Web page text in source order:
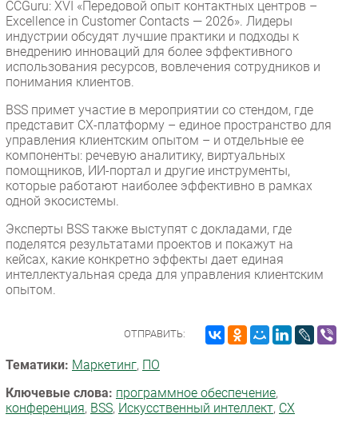
Мероприятия
Проекты
IT класс
Тестовый стенд
CCGuru: XVI «Передовой опыт контактных центров –
Excellence in Customer Contacts — 2026». Лидеры
индустрии обсудят лучшие практики и подходы к
внедрению инноваций для более эффективного
использования ресурсов, вовлечения сотрудников и
понимания клиентов.
BSS примет участие в мероприятии со стендом, где
представит CX-платформу – единое пространство для
управления клиентским опытом – и отдельные ее
компоненты: речевую аналитику, виртуальных
помощников, ИИ-портал и другие инструменты,
которые работают наиболее эффективно в рамках
одной экосистемы.
Эксперты BSS также выступят с докладами, где
поделятся результатами проектов и покажут на
кейсах, какие конкретно эффекты дает единая
интеллектуальная среда для управления клиентским
опытом.
ОТПРАВИТЬ:
Тематики: Маркетинг, ПО
Ключевые слова: программное обеспечение,
конференция, BSS, Искусственный интеллект, CX